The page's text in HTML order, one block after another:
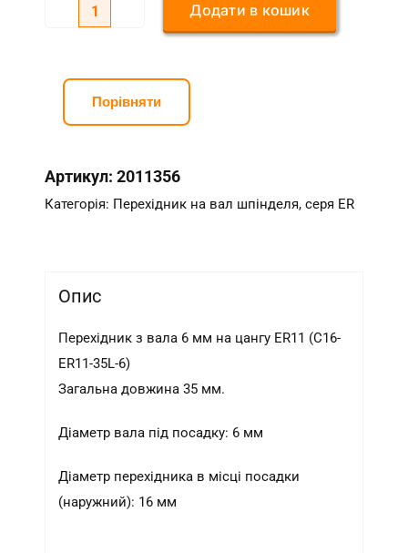
Перехідник
6
мм
цангу
ER11
6)
кількість
Додати в кошик
Порівняти
Артикул:2011356
Категорія: Перехідник на вал шпінделя, серя ER
Опис
Перехідник з вала 6 мм на цангу ER11 (С16-
ER11-35L-6)
Загальна довжина 35 мм.
Діаметр вала під посадку: 6 мм
Діаметр перехідника в місці посадки
(наружний): 16 мм